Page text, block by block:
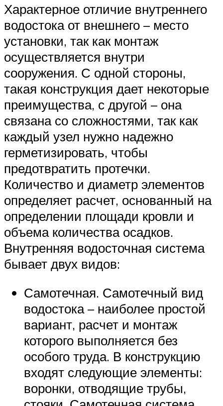
Характерное отличие внутреннего
водостока от внешнего – место
установки, так как монтаж
осуществляется внутри
сооружения. С одной стороны,
такая конструкция дает некоторые
преимущества, с другой – она
связана со сложностями, так как
каждый узел нужно надежно
герметизировать, чтобы
предотвратить протечки.
Количество и диаметр элементов
определяет расчет, основанный на
определении площади кровли и
объема количества осадков.
Внутренняя водосточная система
бывает двух видов:
Самотечная. Самотечный вид
водостока – наиболее простой
вариант, расчет и монтаж
которого выполняется без
особого труда. В конструкцию
входят следующие элементы:
воронки, отводящие трубы,